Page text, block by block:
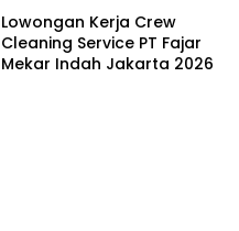
Lowongan Kerja Crew
Cleaning Service PT Fajar
Mekar Indah Jakarta 2026